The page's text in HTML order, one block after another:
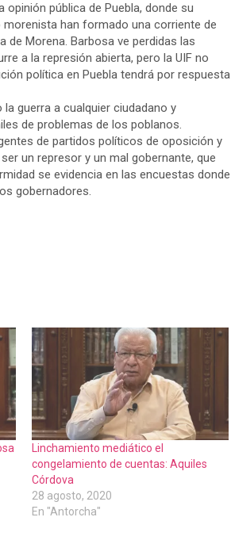
pública de Puebla, donde su
han formado una corriente de
Morena. Barbosa ve perdidas las
a la represión abierta, pero la UIF no
política en Puebla tendrá por respuesta
guerra a cualquier ciudadano y
de problemas de los poblanos.
de partidos políticos de oposición y
un represor y un mal gobernante, que
se evidencia en las encuestas donde
gobernadores.
Linchamiento mediático el
congelamiento de cuentas: Aquiles
Córdova
28 agosto, 2020
En "Antorcha"